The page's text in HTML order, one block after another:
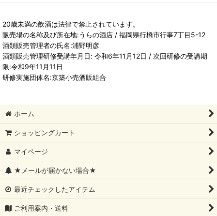
20歳未満の飲酒は法律で禁止されています。
販売場の名称及び所在地:うらの酒店 / 福岡県行橋市行事7丁目5-12
酒類販売管理者の氏名:浦野明彦
酒類販売管理研修受講年月日: 令和6年11月12日 / 次回研修の受講期
限:令和9年11月11日
研修実施団体名:京築小売酒販組合
ホーム
ショッピングカート
マイページ
★メールが届かない場合★
最近チェックしたアイテム
ご利用案内・送料